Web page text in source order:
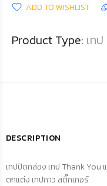
ADD TO WISHLIST
Product Type: เทป
DESCRIPTION
เทปปิดกล่อง เทป Thank You
ตกแต่ง เทปกาว สติ๊กเกอร์